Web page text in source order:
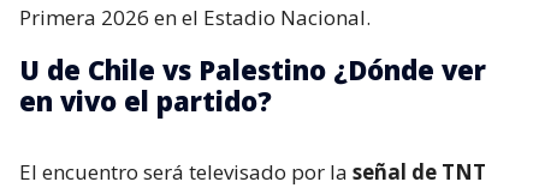
Primera 2026 en el Estadio Nacional.
U de Chile vs Palestino ¿Dónde ver
en vivo el partido?
El encuentro será televisado por la señal de TNT